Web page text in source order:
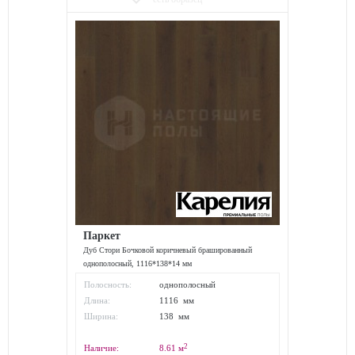
Паркет
Дуб Стори Бочковой коричневый брашированный
однополосный, 1116*138*14 мм
Полосность:
однополосный
Длина:
1116 мм
Ширина:
138 мм
Наличие: 8.61 м2